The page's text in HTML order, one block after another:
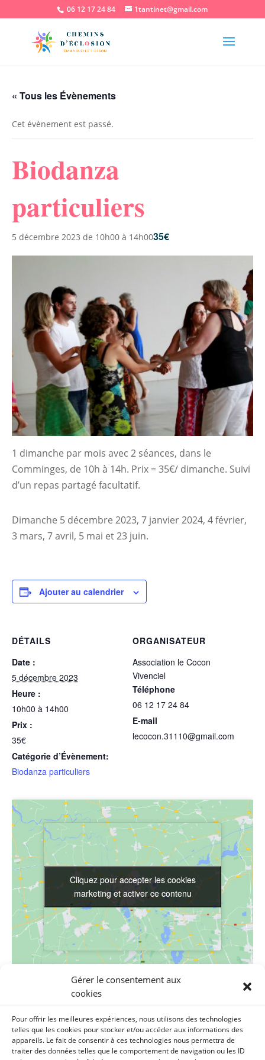
Gérer le consentement aux
cookies
Pour offrir les meilleures expériences, nous utilisons des technologies
telles que les cookies pour stocker et/ou accéder aux informations des
appareils. Le fait de consentir à ces technologies nous permettra de
traiter des données telles que le comportement de navigation ou les ID
06 12 17 24 84 1tantinet@gmail.com
« Tous les Évènements
Cet évènement est passé.
Biodanza
particuliers
5 décembre 2023 de 10h00 à 14h0035€
1 dimanche par mois avec 2 séances, dans le
Comminges, de 10h à 14h. Prix = 35€/ dimanche. Suivi
d’un repas partagé facultatif.
Dimanche 5 décembre 2023, 7 janvier 2024, 4 février,
3 mars, 7 avril, 5 mai et 23 juin.
Ajouter au calendrier
DÉTAILS
Date :
5 décembre 2023
Heure :
10h00 à 14h00
Prix :
35€
Catégorie d’Évènement:
Biodanza particuliers
ORGANISATEUR
Association le Cocon
Vivenciel
Téléphone
06 12 17 24 84
E-mail
lecocon.31110@gmail.com
MJC, Place Gabriel Rouy
Bagnères de Luchon, 31110 France + Google Map
Téléphone
Cliquez pour accepter les cookies
marketing et activer ce contenu
Cliquez pour accepter les cookies
marketing et activer ce contenu